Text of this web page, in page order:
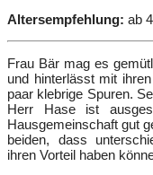
Altersempfehlung: ab
Frau Bär mag es
und hinterlässt mit
paar klebrige Spuren.
Herr Hase ist
Hausgemeinschaft gut
beiden, dass
ihren Vorteil haben